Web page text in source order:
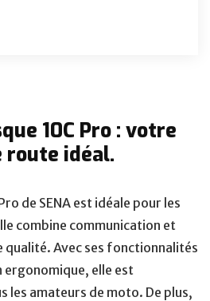
10C Pro : votre
route idéal.
de SENA est idéale pour les
combine communication et
qualité. Avec ses fonctionnalités
ergonomique, elle est
les amateurs de moto. De plus,